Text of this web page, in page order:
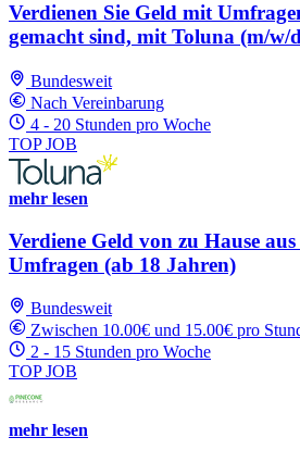
Verdienen Sie Geld mit
gemacht sind, mit Toluna (m/w/
Bundesweit
Nach Vereinbarung
4 - 20 Stunden pro Woche
TOP JOB
mehr lesen
Verdiene Geld von zu Hause
Umfragen (ab 18 Jahren)
Bundesweit
Zwischen 10.00€ und 15.00€ pro
2 - 15 Stunden pro Woche
TOP JOB
mehr lesen